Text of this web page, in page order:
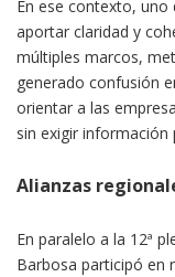
En ese contexto,
aportar claridad y
múltiples marcos,
generado confusión
orientar a las
sin exigir información
Alianzas
En paralelo a la 12ª
Barbosa participó en